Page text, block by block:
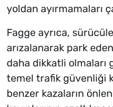
yoldan ayırmamaları
Fagge ayrıca,
arızalanarak park
daha dikkatli
temel trafik güvenliği
benzer kazaların